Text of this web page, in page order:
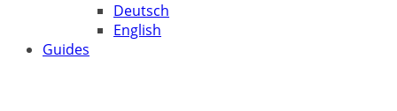
Deutsch
English
Guides